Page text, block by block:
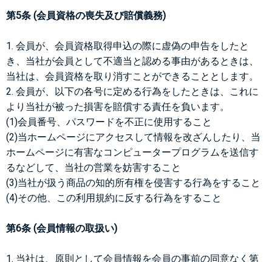
第5条 (会員資格の喪失及び賠償義務)
1. 会員が、会員資格取得申込の際に虚偽の申告をしたと
き、当社が会員として不適当と認める事由があるときは、
当社は、会員資格を取り消すことができることとします。
2. 会員が、以下の各号に定める行為をしたときは、これに
より当社が被った損害を賠償する責任を負います。
(1)会員番号、パスワードを不正に使用すること
(2)当ホームページにアクセスして情報を改ざんしたり、当
ホームページに有害なコンピュータープログラムを送信す
るなどして、当社の営業を妨害すること
(3)当社が扱う商品の知的所有権を侵害する行為をすること
(4)その他、この利用規約に反する行為をすること
第6条 (会員情報の取扱い)
1. 当社は、原則として会員情報を会員の事前の同意なく第